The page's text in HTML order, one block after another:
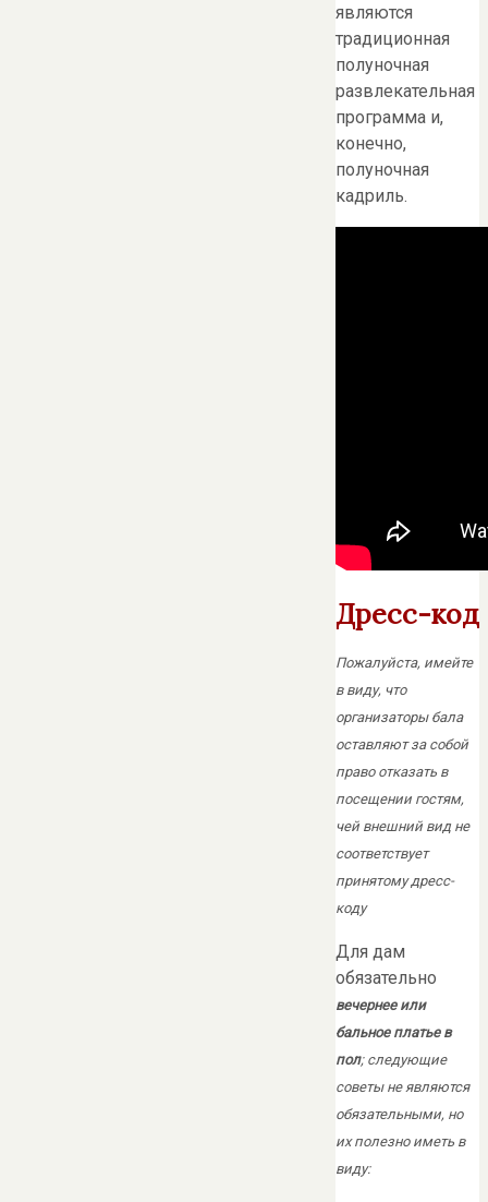
являются
традиционная
полуночная
развлекательная
программа и,
конечно,
полуночная
кадриль.
Дресс-код
Пожалуйста, имейте
в виду, что
организаторы бала
оставляют за собой
право отказать в
посещении гостям,
чей внешний вид не
соответствует
принятому дресс-
коду
Для дам
обязательно
вечернее или
бальное платье в
пол; следующие
советы не являются
обязательными, но
их полезно иметь в
виду: